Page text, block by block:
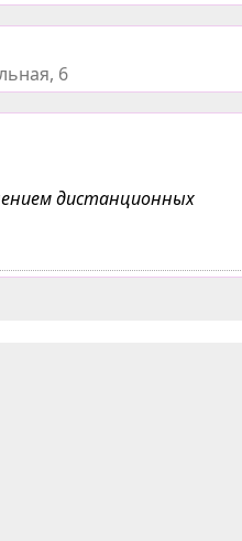
6
дистанционных